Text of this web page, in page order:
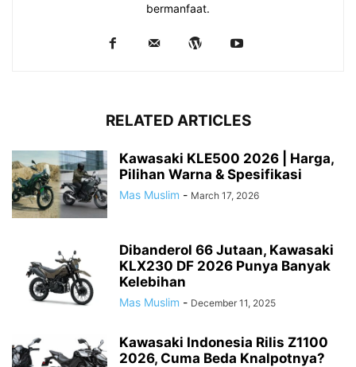
bermanfaat.
RELATED ARTICLES
Kawasaki KLE500 2026 | Harga,
Pilihan Warna & Spesifikasi
Mas Muslim - March 17, 2026
Dibanderol 66 Jutaan, Kawasaki
KLX230 DF 2026 Punya Banyak
Kelebihan
Mas Muslim - December 11, 2025
Kawasaki Indonesia Rilis Z1100
2026, Cuma Beda Knalpotnya?